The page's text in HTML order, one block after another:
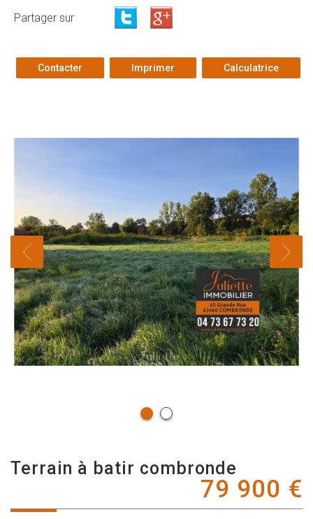
Partager sur
Contacter Imprimer Calculatrice
terrain à batir combronde
79 900 €